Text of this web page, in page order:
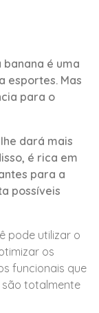
é uma
esportes. Mas
para o
dará mais
é rica em
para a
possíveis
pode utilizar o
os
funcionais que
são totalmente